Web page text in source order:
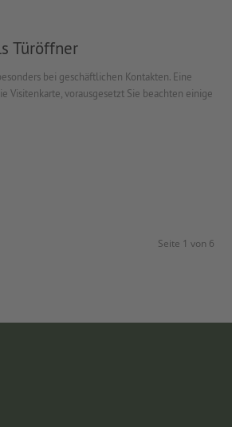
Türöffner
bei geschäftlichen Kontakten. Eine
Visitenkarte, vorausgesetzt Sie beachten einige
Seite 1 von 6